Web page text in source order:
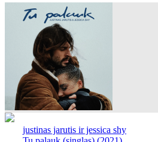
justinas jarutis ir jessica shy